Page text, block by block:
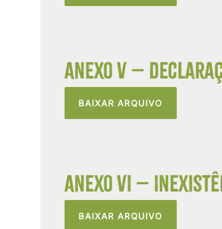
Anexo V –
BAIXAR ARQUIVO
Anexo VI –
BAIXAR ARQUIVO